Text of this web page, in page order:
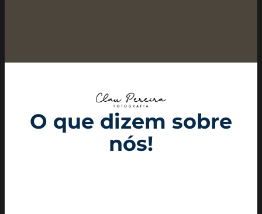
O que dizem sobre
nós!